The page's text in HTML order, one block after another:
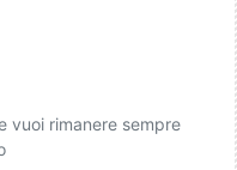
vuoi rimanere sempre